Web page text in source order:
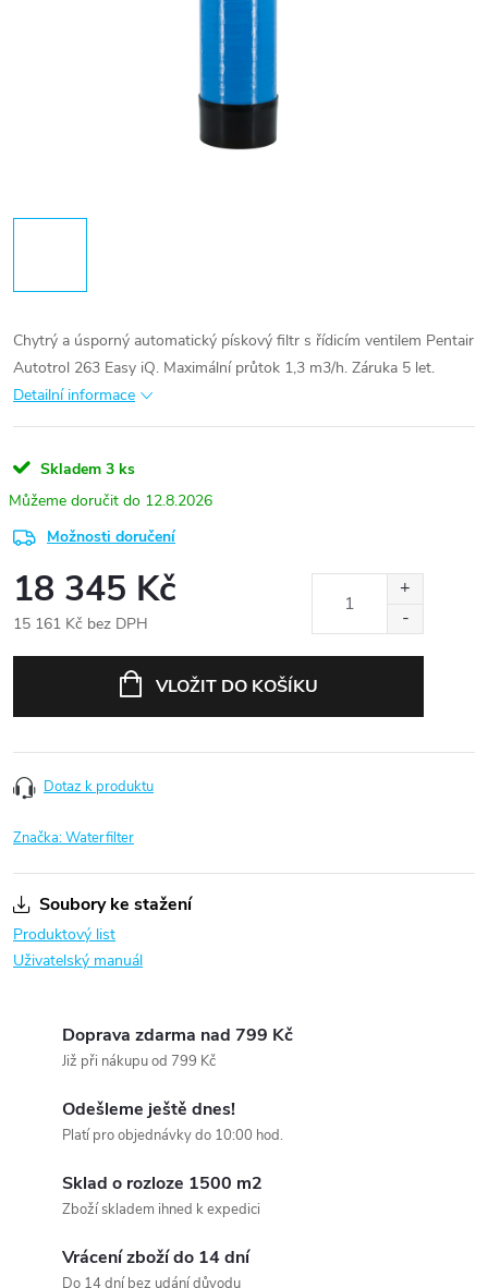
Chytrý a úsporný automatický pískový filtr s řídicím ventilem Pentair
Autotrol 263 Easy iQ. Maximální průtok 1,3 m3/h. Záruka 5 let.
Detailní informace
Skladem 3 ks
12.8.2026
Možnosti doručení
18 345 Kč
15 161 Kč bez DPH
VLOŽIT DO KOŠÍKU
Dotaz k produktu
Značka:Waterfilter
Soubory ke stažení
Produktový list
Uživatelský manuál
Doprava zdarma nad 799 Kč
Již při nákupu od 799 Kč
Odešleme ještě dnes!
Platí pro objednávky do 10:00 hod.
Sklad o rozloze 1500 m2
Zboží skladem ihned k expedici
Vrácení zboží do 14 dní
Do 14 dní bez udání důvodu